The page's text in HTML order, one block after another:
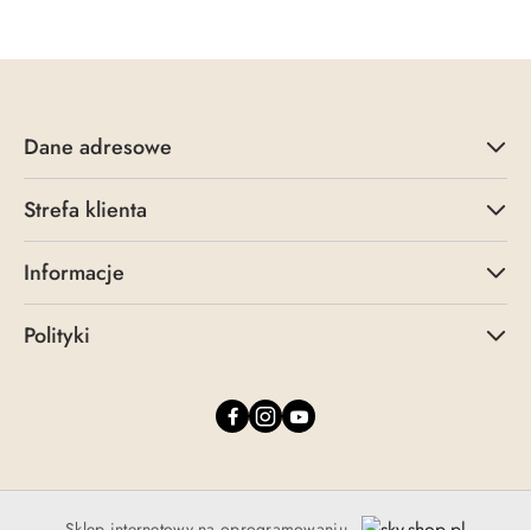
Dane adresowe
Strefa klienta
Informacje
Polityki